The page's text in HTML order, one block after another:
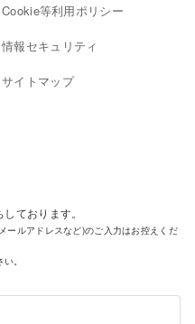
Cookie等利用ポリシー
情報セキュリティ
サイトマップ
ております。
ールアドレスなど)のご入力はお控えくだ
。